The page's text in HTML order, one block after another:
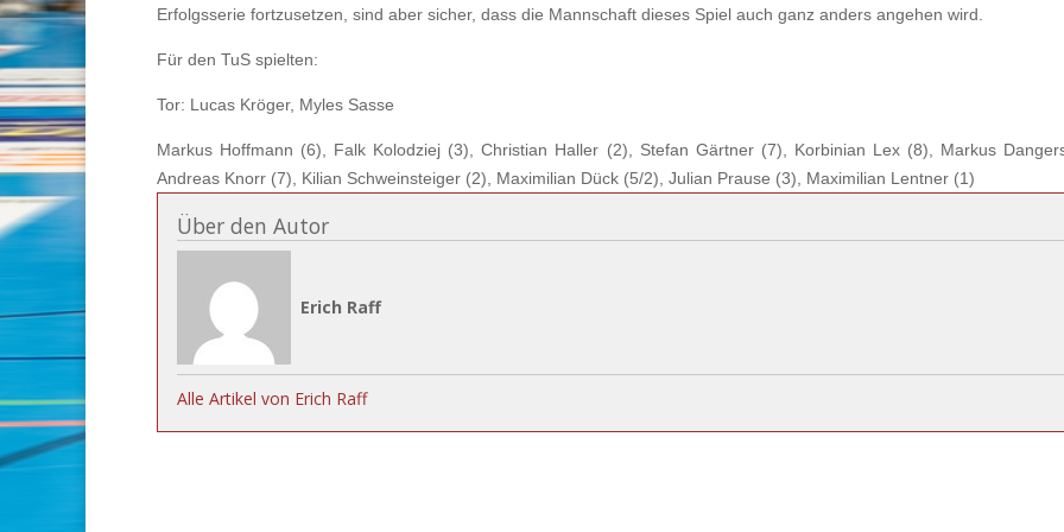
Erfolgsserie fortzusetzen, sind aber sicher, dass die Mannschaft dieses Spiel auch ganz anders angehen wird.
Für den TuS spielten:
Tor: Lucas Kröger, Myles Sasse
Markus Hoffmann (6), Falk Kolodziej (3), Christian Haller (2), Stefan Gärtner (7), Korbinian Lex (8), Markus
Andreas Knorr (7), Kilian Schweinsteiger (2), Maximilian Dück (5/2), Julian Prause (3), Maximilian Lentner (1)
Über den Autor
Erich Raff
Alle Artikel von Erich Raff